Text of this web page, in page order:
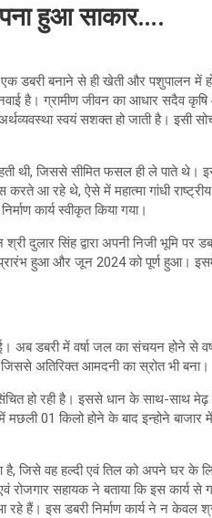
हुआ साकार….
डबरी बनाने से ही खेती और पशुपालन में
है। ग्रामीण जीवन का आधार सदैव
स्वयं सशक्त हो जाती है। इसी
थी, जिससे सीमित फसल ही ले पाते
आ रहे थे, ऐसे में महात्मा गांधी राष्ट्रीय
कार्य स्वीकृत किया गया।
दुलार सिंह द्वारा अपनी निजी भूमि पर
प्रारंभ हुआ और जून 2024 को पूर्ण हुआ।
डबरी में वर्षा जल का संचयन होने से
अतिरिक्त आमदनी का स्रोत भी बना।
हो रही है। इससे धान के साथ-साथ मेढ़
01 किलो होने के बाद इन्होने
है, जिसे वह हल्दी एवं तिल को अपने घर के
सहायक ने बताया कि इस कार्य से
हैं। इस डबरी निर्माण कार्य ने न केवल